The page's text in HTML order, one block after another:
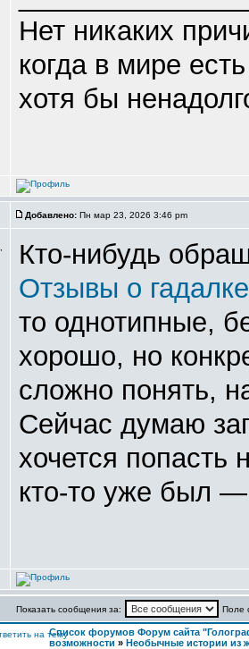
Нет никаких
когда в мире
хотя бы
Добавлено: Пн мар 23, 2026 3:46 pm
Кто-нибудь
Отзывы о
то однотипные,
хорошо, но
сложно понять,
Сейчас думаю
хочется попасть
кто-то уже был
Показать сообщения за: Поле
Список форумов Форум сайта
возможности » Необычные истории из